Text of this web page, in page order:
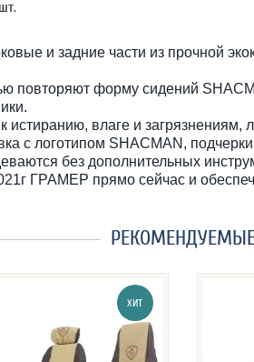
и задние части из прочной
повторяют форму сидений
истиранию, влаге и загрязнениям,
с логотипом SHACMAN,
без дополнительных
ГРАМЕР прямо сейчас и
ХИТ